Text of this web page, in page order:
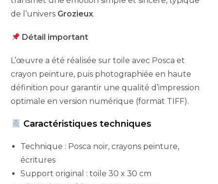
de l’univers Grozieux.
Détail important
L’œuvre a été réalisée sur toile avec Posca et
crayon peinture, puis photographiée en haute
définition pour garantir une qualité d’impression
optimale en version numérique (format TIFF).
Caractéristiques techniques
Technique : Posca noir, crayons peinture,
écritures
Support original : toile 30 x 30 cm